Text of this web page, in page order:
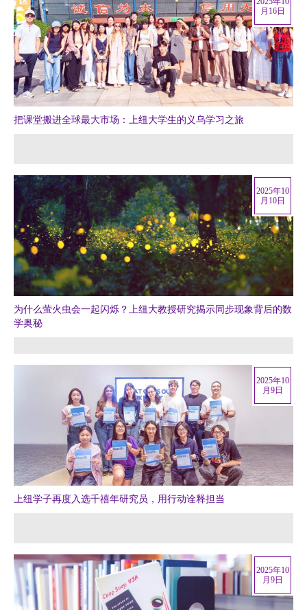
把课堂搬进全球最大市场：上纽大学生的义乌学习之旅
月16日
为什么萤火虫会一起闪烁？上纽大教授研究揭示同步现象背后的数
学奥秘
2025年10
月10日
上纽学子再度入选千禧年研究员，用行动诠释担当
2025年10
月9日
2025年10
月9日